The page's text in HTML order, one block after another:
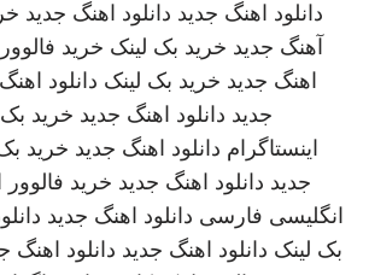
دانلود اهنگ جدید دانلود اهنگ جدید
آهنگ جدید خرید بک لینک خرید
اهنگ جدید خرید بک لینک دانلود
جدید دانلود اهنگ جدید خرید
اینستاگرام دانلود اهنگ جدید خرید
جدید دانلود اهنگ جدید خرید فالوور
انگلیسی فارسی دانلود اهنگ جدید
بک لینک دانلود اهنگ جدید دانلود اهنگ